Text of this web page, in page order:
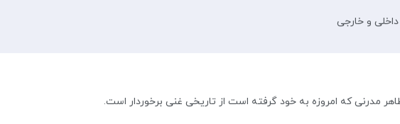
داخلی و خارجی
مدرنی که امروزه به خود گرفته است از تاریخی غنی برخوردار است.